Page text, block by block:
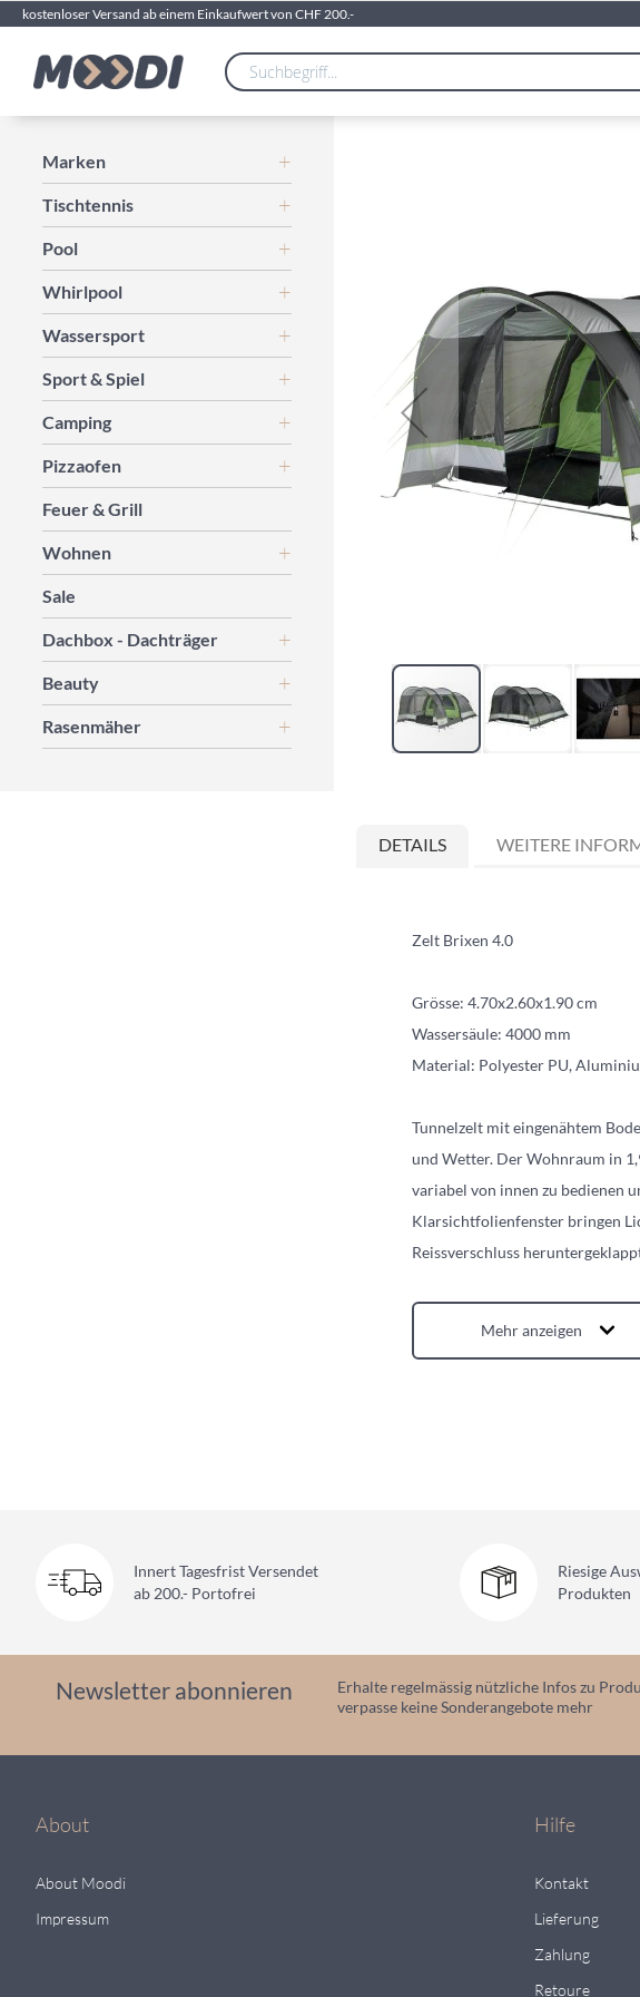
kostenloser Versand ab einem Einkaufwert von CHF 200.-
Bildgalerie
DETAILS
Zelt Brixen 4.0
Grösse: 4.70x2.60x1.90 cm
Wassersäule: 4000 mm
Material: Polyester PU,
Tunnelzelt mit eingenähtem
und Wetter. Der Wohnraum in
variabel von innen zu bedienen
Klarsichtfolienfenster bringen
Reissverschluss
Mehr anzeigen
WEITERE
Marken
Tischtennis
Pool
Whirlpool
Wassersport
Sport & Spiel
Camping
Pizzaofen
Feuer & Grill
Wohnen
Sale
Dachbox - Dachträger
Beauty
Rasenmäher
Innert Tagesfrist Versendet
ab 200.- Portofrei
Riesige
Produkten
Newsletter abonnieren
Erhalte regelmässig nützliche Infos zu
verpasse keine Sonderangebote mehr
About
About Moodi
Impressum
Hilfe
Kontakt
Lieferung
Zahlung
Retoure